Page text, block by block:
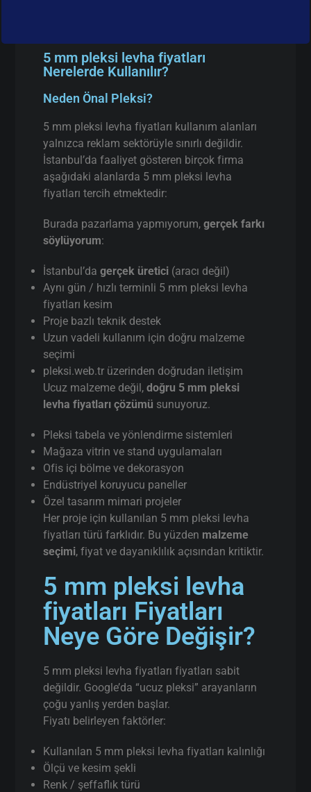
5 mm pleksi levha fiyatları
Nerelerde Kullanılır?
Neden Önal Pleksi?
5 mm pleksi levha fiyatları kullanım alanları
yalnızca reklam sektörüyle sınırlı değildir.
İstanbul’da faaliyet gösteren birçok firma
aşağıdaki alanlarda 5 mm pleksi levha
fiyatları tercih etmektedir:
Burada pazarlama yapmıyorum,gerçek farkı
söylüyorum:
İstanbul’dagerçek üretici (aracı değil)
Aynı gün / hızlı terminli 5 mm pleksi levha
fiyatları kesim
Proje bazlı teknik destek
Uzun vadeli kullanım için doğru malzeme
seçimi
pleksi.web.tr üzerinden doğrudan iletişim
Ucuz malzeme değil,doğru 5 mm pleksi
levha fiyatları çözümü sunuyoruz.
Pleksi tabela ve yönlendirme sistemleri
Mağaza vitrin ve stand uygulamaları
Ofis içi bölme ve dekorasyon
Endüstriyel koruyucu paneller
Özel tasarım mimari projeler
Her proje için kullanılan 5 mm pleksi levha
fiyatları türü farklıdır. Bu yüzden malzeme
seçimi, fiyat ve dayanıklılık açısından kritiktir.
5 mm pleksi levha
fiyatları Fiyatları
Neye Göre Değişir?
5 mm pleksi levha fiyatları fiyatları sabit
değildir. Google’da “ucuz pleksi” arayanların
çoğu yanlış yerden başlar.
Fiyatı belirleyen faktörler:
Kullanılan 5 mm pleksi levha fiyatları kalınlığı
Ölçü ve kesim şekli
Renk / şeffaflık türü